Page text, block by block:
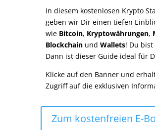
In diesem kostenlosen Krypto
geben wir Dir einen tiefen
wie Bitcoin, Kryptowährungen,
Blockchainund Wallets! Du bist
Dann ist dieser Guide ideal für
Klicke auf den Banner und
Zugriff auf die exklusiven
Zum kostenfreien E-